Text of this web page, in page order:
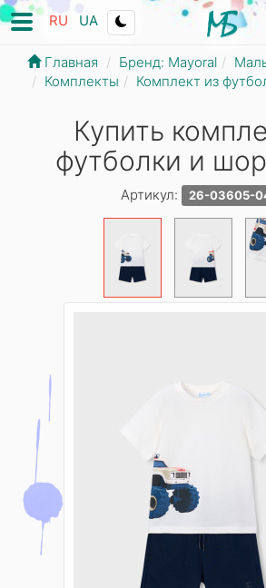
RU UA
Главная Бренд: Mayoral
Комплекты
Комплект из
Купить
футболки и
Артикул: 26-03605-